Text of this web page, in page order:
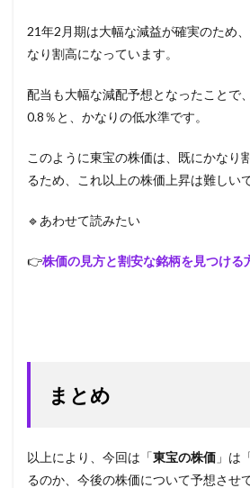
21年2月期は大幅な減益が確実のため
なり割高になっています。
配当も大幅な減配予想となったことで
0.8％と、かなりの低水準です。
このように東宝の株価は、既にかなり
るため、これ以上の株価上昇は難しい
🔹あわせて読みたい
👉株価の見方と割安な銘柄を見つける
まとめ
以上により、今回は「東宝の株価 」は
るのか、今後の株価について予想させ